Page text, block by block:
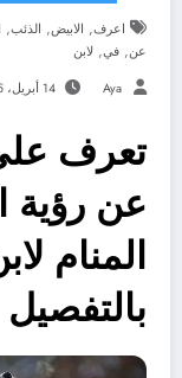
اعرف, الابيض, الذئب,
عن, في, لابن
Aya 14 أبريل، 2025
تعرف
عن رؤية
المنام
بالتفصيل